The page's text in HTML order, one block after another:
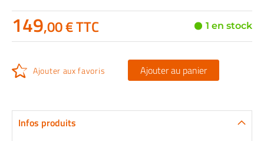
149,00 € TTC 1 en stock
Ajouter aux favoris Ajouter au panier
Infos produits